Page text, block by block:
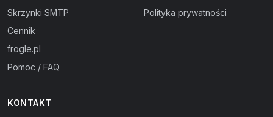
Skrzynki SMTP
Cennik
frogle.pl
Pomoc / FAQ
Polityka prywatności
KONTAKT